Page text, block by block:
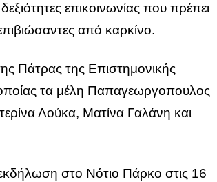
επικοινωνίας που πρέπει
από καρκίνο.
Πάτρας της Επιστημονικής
τα μέλη Παπαγεωργοπουλος
Λούκα, Ματίνα Γαλάνη και
στο Νότιο Πάρκο στις 16